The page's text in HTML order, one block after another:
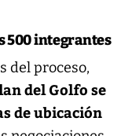
500 integrantes
del proceso,
del Golfo se
de ubicación